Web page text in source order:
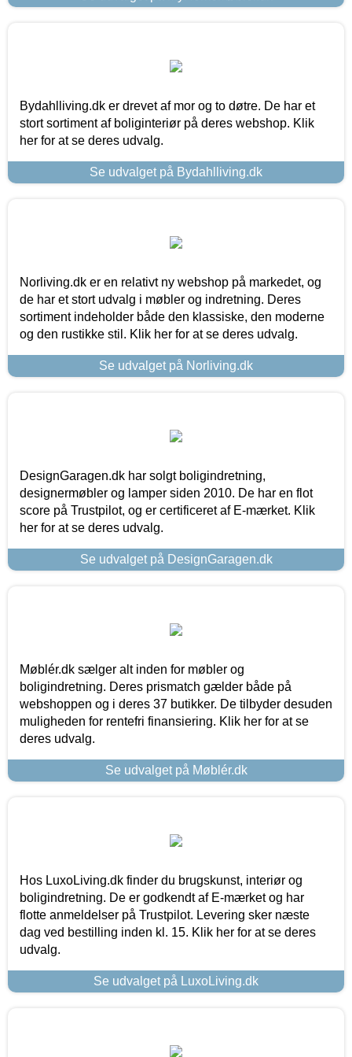
Bydahlliving.dk er drevet af mor og to døtre. De har et
stort sortiment af boliginteriør på deres webshop. Klik
her for at se deres udvalg.
Se udvalget på Bydahlliving.dk
Norliving.dk er en relativt ny webshop på markedet, og
de har et stort udvalg i møbler og indretning. Deres
sortiment indeholder både den klassiske, den moderne
og den rustikke stil. Klik her for at se deres udvalg.
Se udvalget på Norliving.dk
DesignGaragen.dk har solgt boligindretning,
designermøbler og lamper siden 2010. De har en flot
score på Trustpilot, og er certificeret af E-mærket. Klik
her for at se deres udvalg.
Se udvalget på DesignGaragen.dk
Møblér.dk sælger alt inden for møbler og
boligindretning. Deres prismatch gælder både på
webshoppen og i deres 37 butikker. De tilbyder desuden
muligheden for rentefri finansiering. Klik her for at se
deres udvalg.
Se udvalget på Møblér.dk
Hos LuxoLiving.dk finder du brugskunst, interiør og
boligindretning. De er godkendt af E-mærket og har
flotte anmeldelser på Trustpilot. Levering sker næste
dag ved bestilling inden kl. 15. Klik her for at se deres
udvalg.
Se udvalget på LuxoLiving.dk